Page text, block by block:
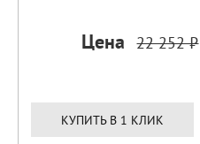
Цена 22 252 ₽
КУПИТЬ В 1 КЛИК